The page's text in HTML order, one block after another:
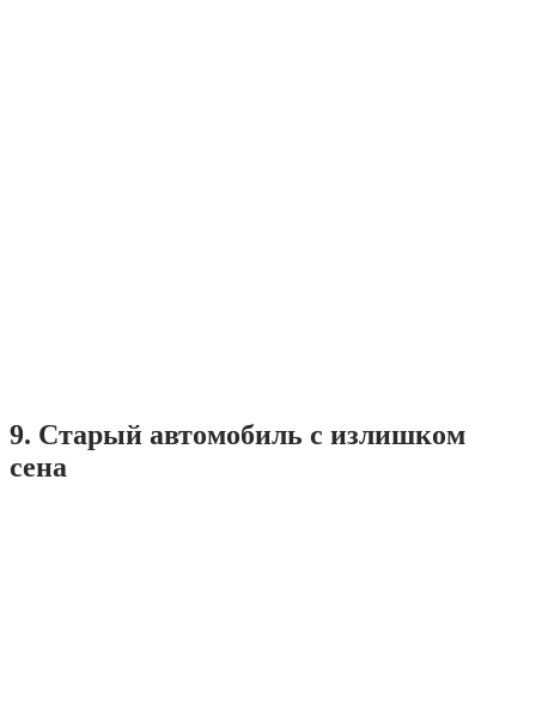
9. Старый автомобиль с излишком
сена